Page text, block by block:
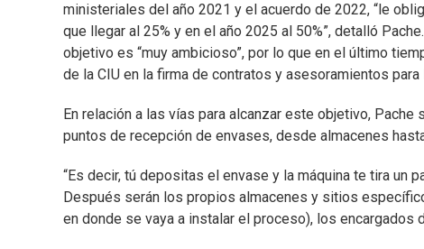
ministeriales del año 2021 y el acuerdo de 2022, “le
que llegar al 25% y en el año 2025 al 50%”, detalló
objetivo es “muy ambicioso”, por lo que en el último
de la CIU en la firma de contratos y asesoramientos
En relación a las vías para alcanzar este objetivo,
puntos de recepción de envases, desde almacenes
“Es decir, tú depositas el envase y la máquina te tira un
Después serán los propios almacenes y sitios
en donde se vaya a instalar el proceso), los encargados